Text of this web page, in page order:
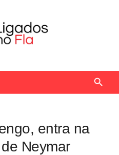
entra na
Neymar